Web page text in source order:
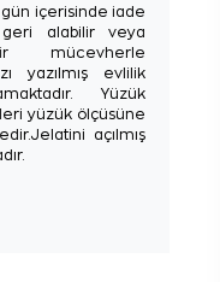
içerisinde iade
alabilir veya
mücevherle
yazılmış evlilik
Yüzük
yüzük ölçüsüne
açılmış